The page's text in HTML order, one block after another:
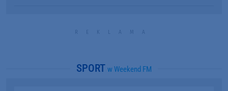
SPORT w Weekend FM